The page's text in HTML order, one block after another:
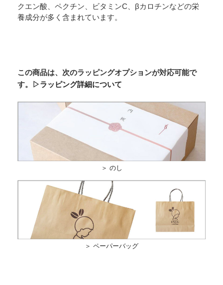
クエン酸、ペクチン、ビタミンC、βカロチンなどの栄
養成分が多く含まれています。
この商品は、次のラッピングオプションが対応可能で
す。
▷ラッピング詳細について
＞ のし
＞ ペーパーバッグ